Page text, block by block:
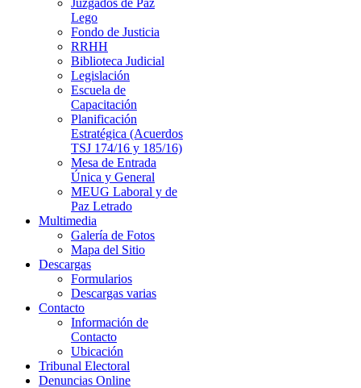
Juzgados de Paz
Lego
Fondo de Justicia
RRHH
Biblioteca Judicial
Legislación
Escuela de
Capacitación
Planificación
Estratégica (Acuerdos
TSJ 174/16 y 185/16)
Mesa de Entrada
Única y General
MEUG Laboral y de
Paz Letrado
Multimedia
Galería de Fotos
Mapa del Sitio
Descargas
Formularios
Descargas varias
Contacto
Información de
Contacto
Ubicación
Tribunal Electoral
Denuncias Online